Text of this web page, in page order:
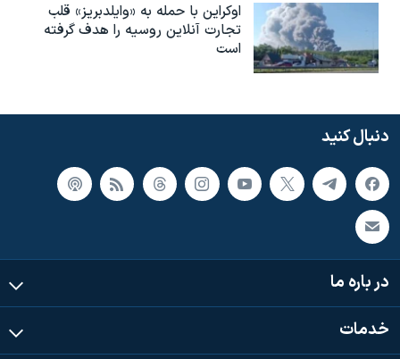
اوکراین با حمله به «وایلدبریز» قلب
تجارت آنلاین روسیه را هدف گرفته
است
دنبال کنید
در باره ما
خدمات